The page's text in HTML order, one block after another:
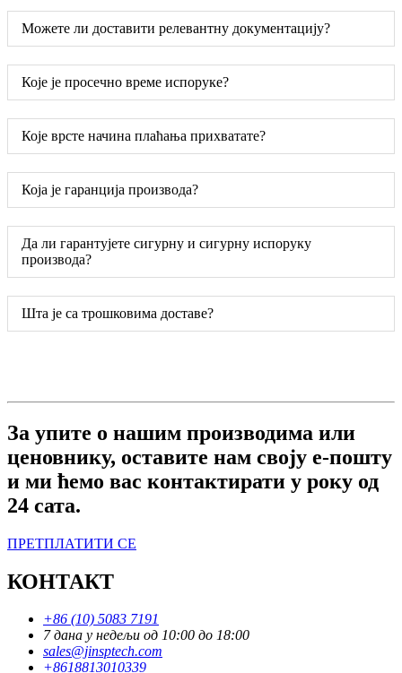
Можете ли доставити релевантну документацију?
Које је просечно време испоруке?
Које врсте начина плаћања прихватате?
Која је гаранција производа?
Да ли гарантујете сигурну и сигурну испоруку
производа?
Шта је са трошковима доставе?
За упите о нашим производима или
ценовнику, оставите нам своју е-пошту
и ми ћемо вас контактирати у року од
24 сата.
ПРЕТПЛАТИТИ СЕ
КОНТАКТ
+86 (10) 5083 7191
7 дана у недељи од 10:00 до 18:00
sales@jinsptech.com
+8618813010339